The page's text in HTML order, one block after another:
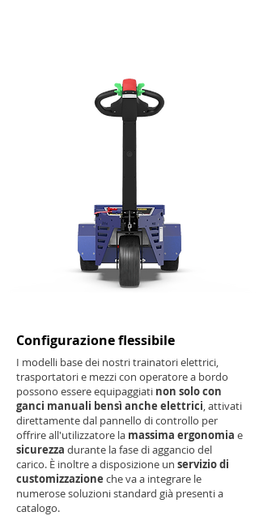
Configurazione flessibile
I modelli base dei nostri trainatori elettrici,
trasportatori e mezzi con operatore a bordo
possono essere equipaggiati non solo con
ganci manuali bensì anche elettrici, attivati
direttamente dal pannello di controllo per
offrire all'utilizzatore la massima ergonomia e
sicurezza durante la fase di aggancio del
carico. È inoltre a disposizione un servizio di
customizzazione che va a integrare le
numerose soluzioni standard già presenti a
catalogo.